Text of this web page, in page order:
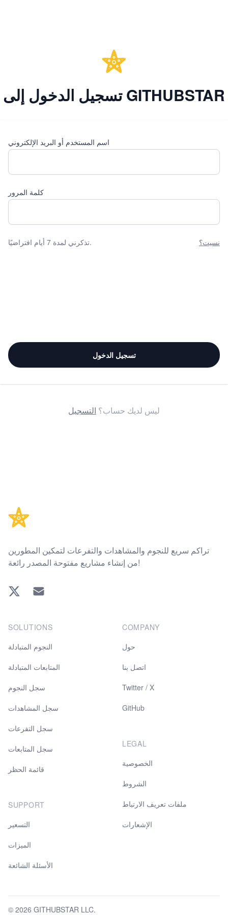
تسجيل الدخول إلى GITHUBSTAR
اسم المستخدم أو البريد الإلكتروني
كلمة المرور
تذكرني لمدة 7 أيام افتراضيًا. نسيت؟
تسجيل الدخول
ليس لديك حساب؟ التسجيل
تراكم سريع للنجوم والمشاهدات والتفرعات لتمكين المطورين
من إنشاء مشاريع مفتوحة المصدر رائعة!
Twitter EMAIL
SOLUTIONS
النجوم المتبادلة
المتابعات المتبادلة
سجل النجوم
سجل المشاهدات
سجل التفرعات
سجل المتابعات
قائمة الحظر
SUPPORT
التسعير
الميزات
الأسئلة الشائعة
COMPANY
حول
اتصل بنا
Twitter / X
GitHub
LEGAL
الخصوصية
الشروط
ملفات تعريف الارتباط
الإشعارات
© 2026 GITHUBSTAR LLC.